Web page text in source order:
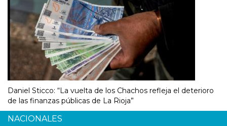
Daniel Sticco: “La vuelta de los Chachos refleja el deterioro
de las finanzas públicas de La Rioja”
NACIONALES